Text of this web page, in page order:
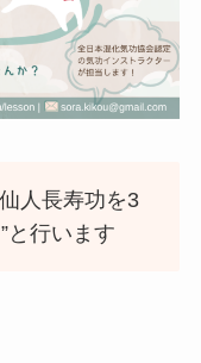
人長寿功を3
と行います